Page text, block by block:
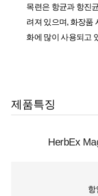
목련은 항균과 항진
려져 있으며, 화장품
화에 많이 사용되고
제품특징
HerbEx
항